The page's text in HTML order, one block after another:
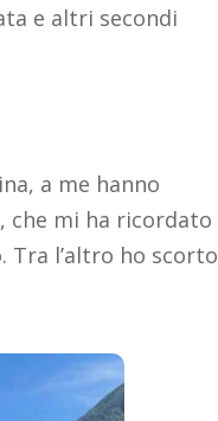
e altri secondi
a me hanno
che mi ha ricordato
Tra l’altro ho scorto